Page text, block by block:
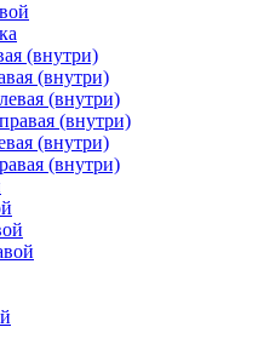
(внутри)
(внутри)
(внутри)
(внутри)
(внутри)
(внутри)